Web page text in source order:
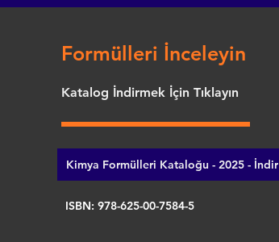
Formülleri İnceleyin
Katalog İndirmek İçin Tıklayın
Kimya Formülleri Kataloğu - 2025 - İndir
ISBN: 978-625-00-7584-5